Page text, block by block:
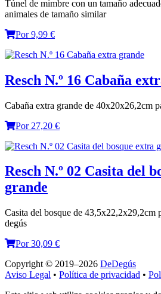
Túnel de mimbre con un tamaño
animales de tamaño similar
Por 9,99 €
Resch N.º 16 Cabaña
Cabaña extra grande de 40x20x26,2cm
Por 27,20 €
Resch N.º 02 Casita del
grande
Casita del bosque de 43,5x22,2x29,2cm
degús
Por 30,09 €
Copyright © 2019–2026 DeDegús
Aviso Legal • Política de privacidad •